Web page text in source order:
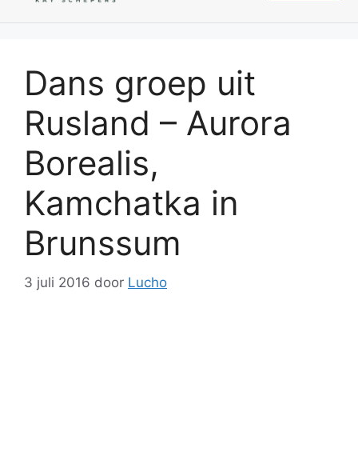
Dans groep uit
Rusland – Aurora
Borealis,
Kamchatka in
Brunssum
3 juli 2016 door Lucho